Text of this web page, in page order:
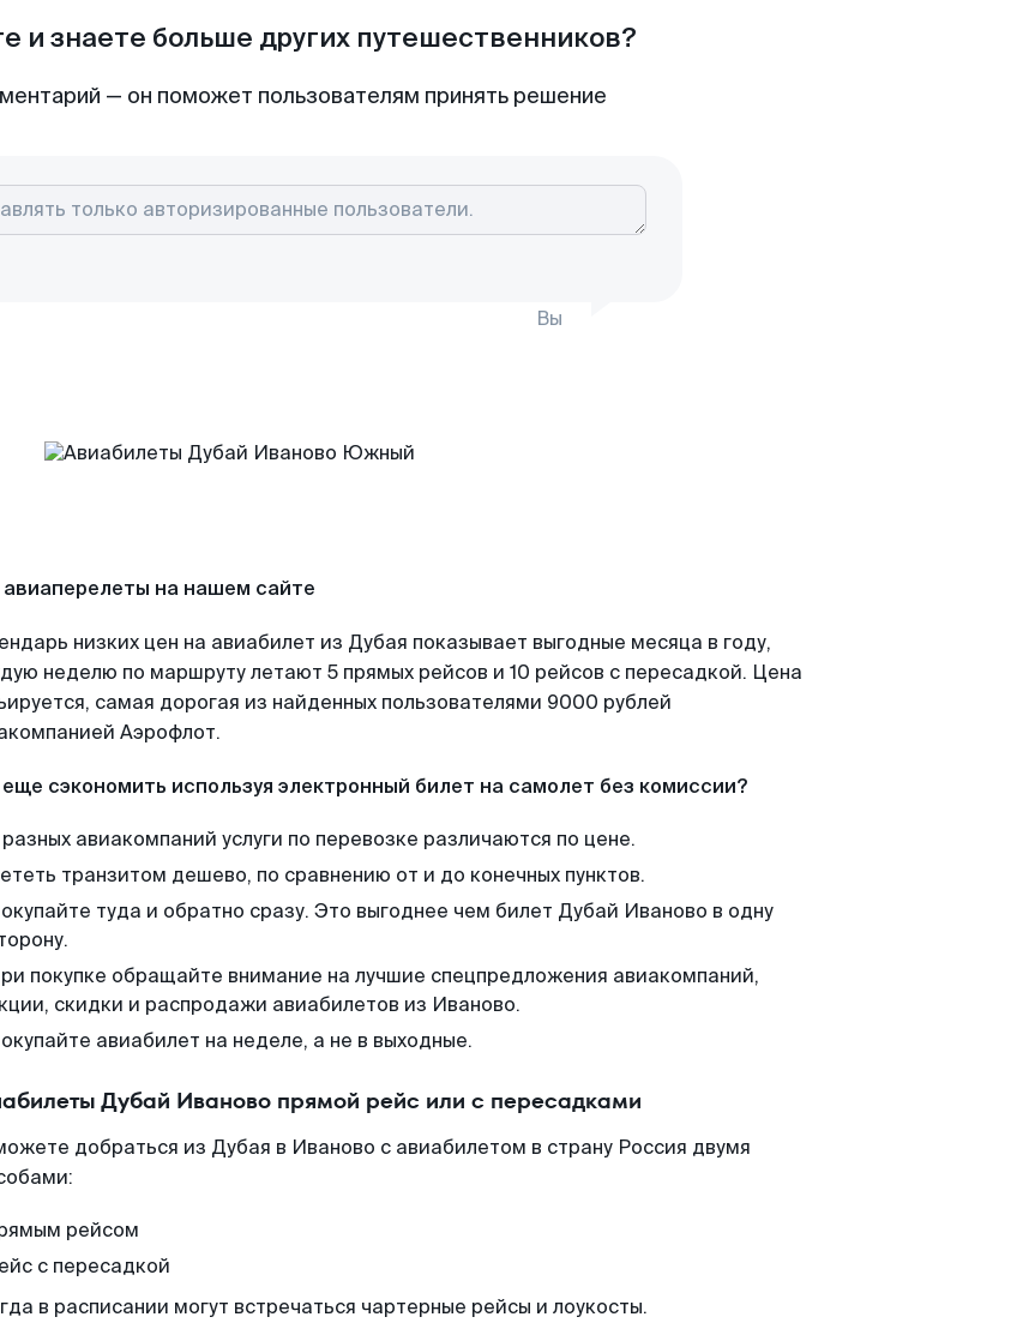
и знаете больше других путешественников?
— он поможет пользователям принять решение
Вы
авиаперелеты на нашем сайте
низких цен на авиабилет из Дубая показывает выгодные месяца в году,
неделю по маршруту летают 5 прямых рейсов и 10 рейсов с пересадкой. Цена
самая дорогая из найденных пользователями 9000 рублей
Аэрофлот.
сэкономить используя электронный билет на самолет без комиссии?
авиакомпаний услуги по перевозке различаются по цене.
транзитом дешево, по сравнению от и до конечных пунктов.
туда и обратно сразу. Это выгоднее чем билет Дубай Иваново в одну
покупке обращайте внимание на лучшие спецпредложения авиакомпаний,
скидки и распродажи авиабилетов из Иваново.
авиабилет на неделе, а не в выходные.
Дубай Иваново прямой рейс или с пересадками
добраться из Дубая в Иваново с авиабилетом в страну Россия двумя
рейсом
с пересадкой
в расписании могут встречаться чартерные рейсы и лоукосты.